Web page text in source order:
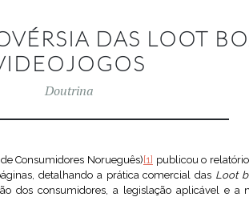
DAS LOOT
Doutrina
Consumidores Norueguês) [1] publicou o relatório
detalhando a prática comercial das Loot
dos consumidores, a legislação aplicável e a